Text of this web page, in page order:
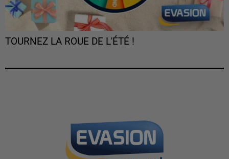
TOURNEZ LA ROUE DE L'ÉTÉ !